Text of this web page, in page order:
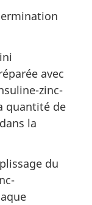
avec
zinc-
quantité de
la
du